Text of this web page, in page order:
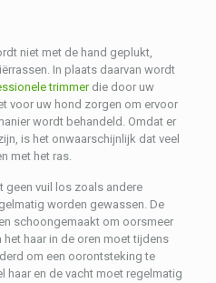
niet met de hand geplukt,
In plaats daarvan wordt
trimmerdie door uw
voor uw hond zorgen om ervoor
wordt behandeld. Omdat er
is het onwaarschijnlijk dat veel
met het ras.
geen vuil los zoals andere
worden gewassen. De
schoongemaakt om oorsmeer
het haar in de oren moet tijdens
om een ​​oorontsteking te
haar en de vacht moet regelmatig